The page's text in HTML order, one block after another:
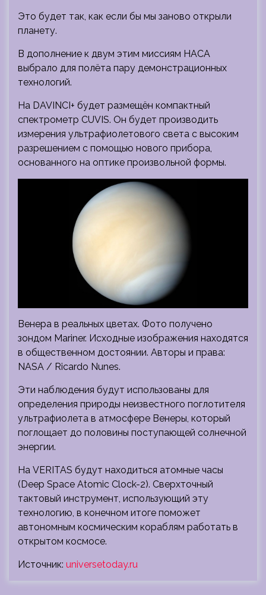
Это будет так, как если бы мы заново открыли
планету.
В дополнение к двум этим миссиям НАСА
выбрало для полёта пару демонстрационных
технологий.
На DAVINCI+ будет размещён компактный
спектрометр CUVIS. Он будет производить
измерения ультрафиолетового света с высоким
разрешением с помощью нового прибора,
основанного на оптике произвольной формы.
Венера в реальных цветах. Фото получено
зондом Mariner. Исходные изображения находятся
в общественном достоянии. Авторы и права:
NASA / Ricardo Nunes.
Эти наблюдения будут использованы для
определения природы неизвестного поглотителя
ультрафиолета в атмосфере Венеры, который
поглощает до половины поступающей солнечной
энергии.
На VERITAS будут находиться атомные часы
(Deep Space Atomic Clock-2). Сверхточный
тактовый инструмент, использующий эту
технологию, в конечном итоге поможет
автономным космическим кораблям работать в
открытом космосе.
Источник: universetoday.ru